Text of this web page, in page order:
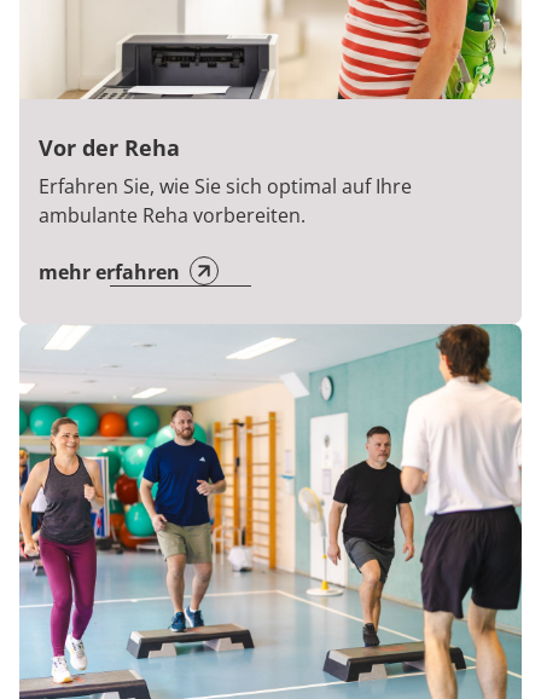
Vor der Reha
Erfahren Sie, wie Sie sich optimal auf Ihre
ambulante Reha vorbereiten.
mehr erfahren